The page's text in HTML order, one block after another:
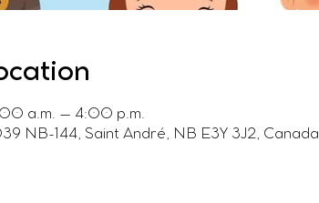
a.m. – 4:00 p.m.
NB-144, Saint André, NB E3Y 3J2, Canada